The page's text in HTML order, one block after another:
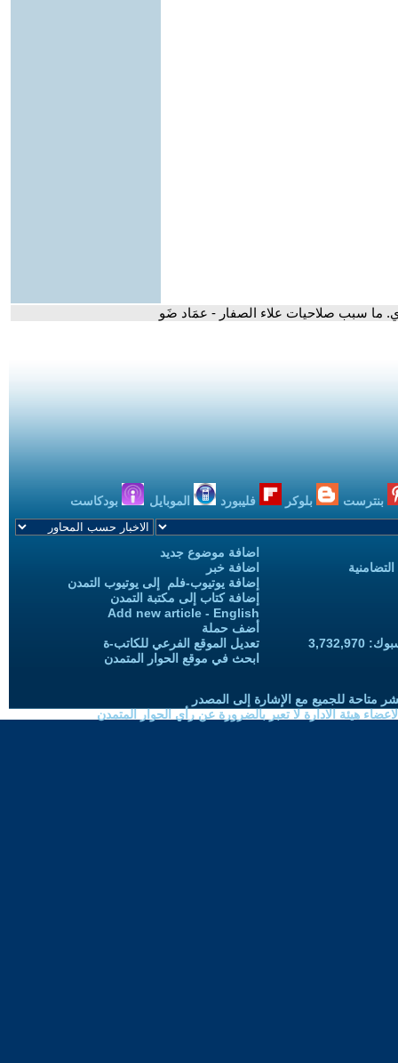
ما سبب صلاحيات علاء الصفار - عمَاد ضَو
بنترست بلوكر فليبورد الموبايل بودكاست
اضافة موضوع جديد
اضافة خبر
إضافة يوتيوب-فلم إلى يوتيوب التمدن
إضافة كتاب إلى مكتبة التمدن
Add new article - English
أضف حملة
تعديل الموقع الفرعي للكاتب-ة
ابحث في موقع الحوار المتمدن
متاحة للجميع مع الإشارة إلى المصدر
هيئة الادارة لا تعبر بالضرورة عن رأي الحوار المتمدن